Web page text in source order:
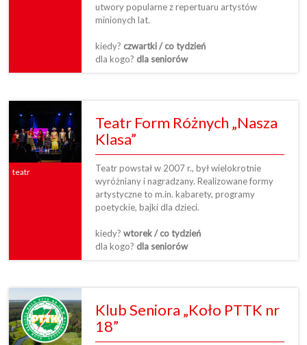
utwory popularne z repertuaru artystów
minionych lat.
kiedy? czwartki / co tydzień
dla kogo? dla seniorów
teatr
Teatr Form Różnych „Nasza
Klasa”
Teatr powstał w 2007 r., był wielokrotnie
wyróżniany i nagradzany. Realizowane formy
artystyczne to m.in. kabarety, programy
poetyckie, bajki dla dzieci.
kiedy? wtorek / co tydzień
dla kogo? dla seniorów
Klub Seniora „Koło PTTK nr
18”